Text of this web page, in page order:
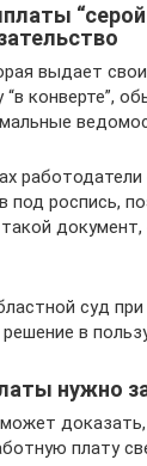
“серой
выдает
конверте”,
под роспись,
суд при
в
нужно
плату